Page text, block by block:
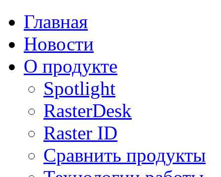
Главная
Новости
О продукте
Spotlight
RasterDesk
Raster ID
Сравнить продукты